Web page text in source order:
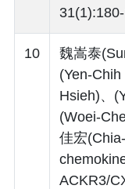
10
魏嵩泰
(Yen-
Hsieh)、
(Woei-
佳宏
ACKR3/